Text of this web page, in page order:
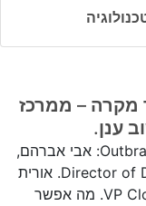
מקרה – ממרכז
ענן.
אורחינו מחברת Outbrain: אבי אברהם,
Director of Data Engineering. אורית
ירון, VP Cloud Platform. מה אפשר